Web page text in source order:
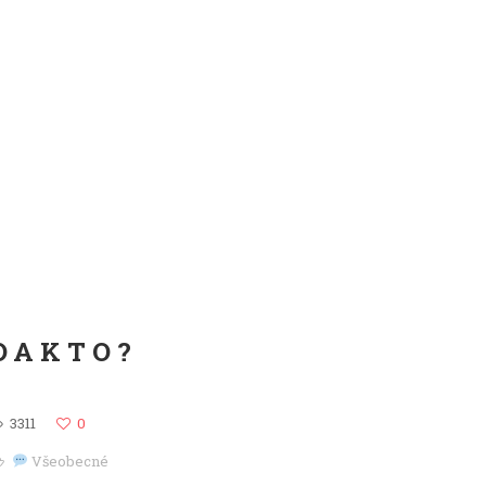
3311
0
Všeobecné